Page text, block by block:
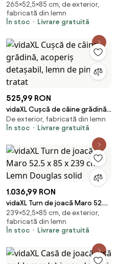
x 85 x 265 cm Lemn de pin
masiv
265×52,5×85 cm, de exterior,
fabricată din lemn
În stoc
Livrare gratuită
525,99 RON
vidaXL Cușcă de câine grădină,
acoperiș detașabil, lemn de pin
tratat
De exterior, fabricată din lemn
În stoc
Livrare gratuită
1.036,99 RON
vidaXL Turn de joacă Maro 52.5
x 85 x 239 cm Lemn Douglas
solid
239×52,5×85 cm, de exterior,
fabricată din lemn
În stoc
Livrare gratuită